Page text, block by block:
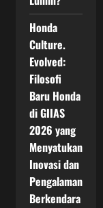
Honda
Culture.
Evolved:
Filosofi
Baru Honda
di GIIAS
2026 yang
Menyatukan
Inovasi dan
Pengalaman
Berkendara